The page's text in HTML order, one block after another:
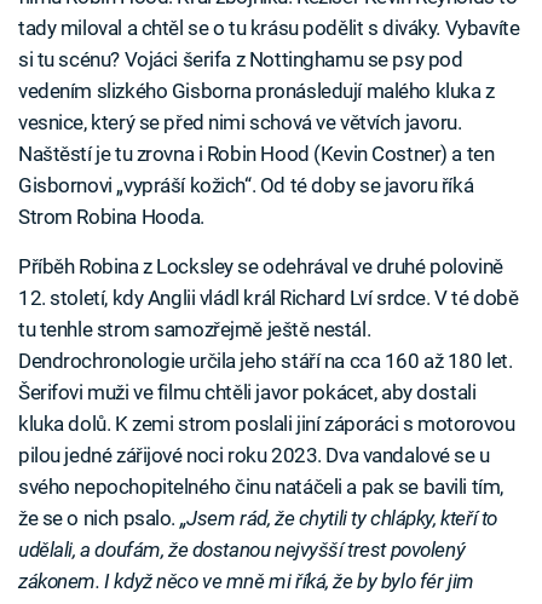
tady miloval a chtěl se o tu krásu podělit s diváky. Vybavíte
si tu scénu? Vojáci šerifa z Nottinghamu se psy pod
vedením slizkého Gisborna pronásledují malého kluka z
vesnice, který se před nimi schová ve větvích javoru.
Naštěstí je tu zrovna i Robin Hood (Kevin Costner) a ten
Gisbornovi „vypráší kožich“. Od té doby se javoru říká
Strom Robina Hooda.
Příběh Robina z Locksley se odehrával ve druhé polovině
12. století, kdy Anglii vládl král Richard Lví srdce. V té době
tu tenhle strom samozřejmě ještě nestál.
Dendrochronologie určila jeho stáří na cca 160 až 180 let.
Šerifovi muži ve filmu chtěli javor pokácet, aby dostali
kluka dolů. K zemi strom poslali jiní záporáci s motorovou
pilou jedné zářijové noci roku 2023. Dva vandalové se u
svého nepochopitelného činu natáčeli a pak se bavili tím,
že se o nich psalo. „Jsem rád, že chytili ty chlápky, kteří to
udělali, a doufám, že dostanou nejvyšší trest povolený
zákonem. I když něco ve mně mi říká, že by bylo fér jim